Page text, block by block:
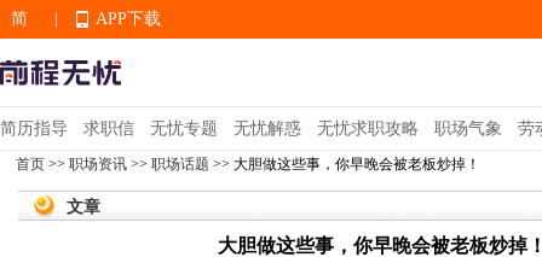
简
EN
APP下载
APP下载
简历指导 求职信 无忧专题 无忧解惑 无忧求职攻略 职场气象 劳
首页 >> 职场资讯 >> 职场话题 >> 大胆做这些事，你早晚会被老板炒掉！
文章
大胆做这些事，你早晚会被老板炒掉